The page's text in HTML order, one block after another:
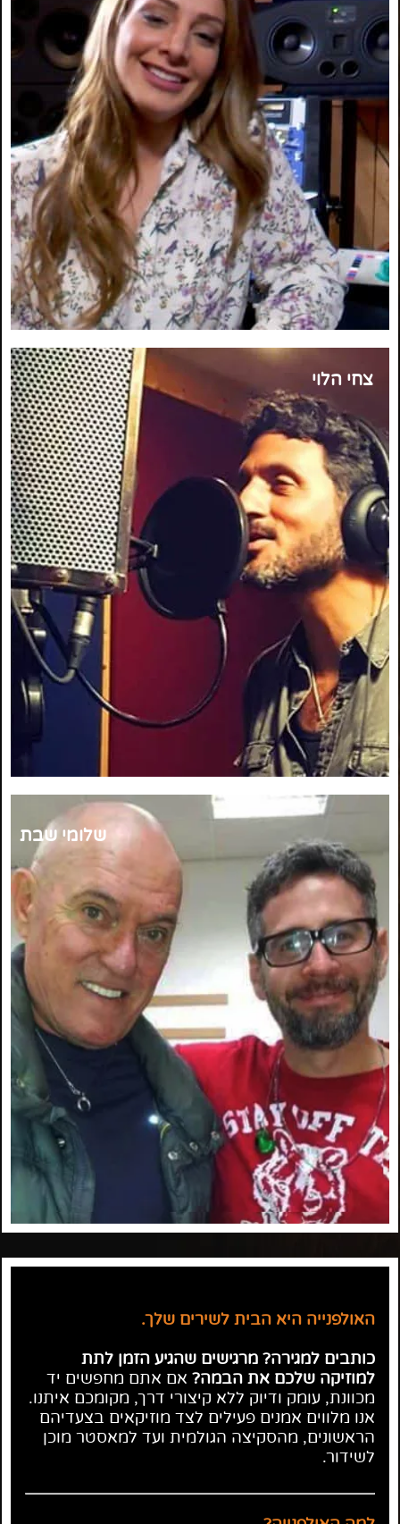
צחי הלוי
שלומי שבת
האולפנייה היא הבית לשירים שלך.
כותבים למגירה? מרגישים שהגיע הזמן לתת
למוזיקה שלכם את הבמה? אם אתם מחפשים יד
מכוונת, עומק ודיוק ללא קיצורי דרך, מקומכם איתנו.
אנו מלווים אמנים פעילים לצד מוזיקאים בצעדיהם
הראשונים, מהסקיצה הגולמית ועד למאסטר מוכן
לשידור.